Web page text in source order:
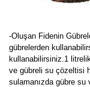
-Oluşan Fidenin
gübrelerden
kullanabilirsiniz.1
ve gübreli su çözeltisi
sulamanızda gübre